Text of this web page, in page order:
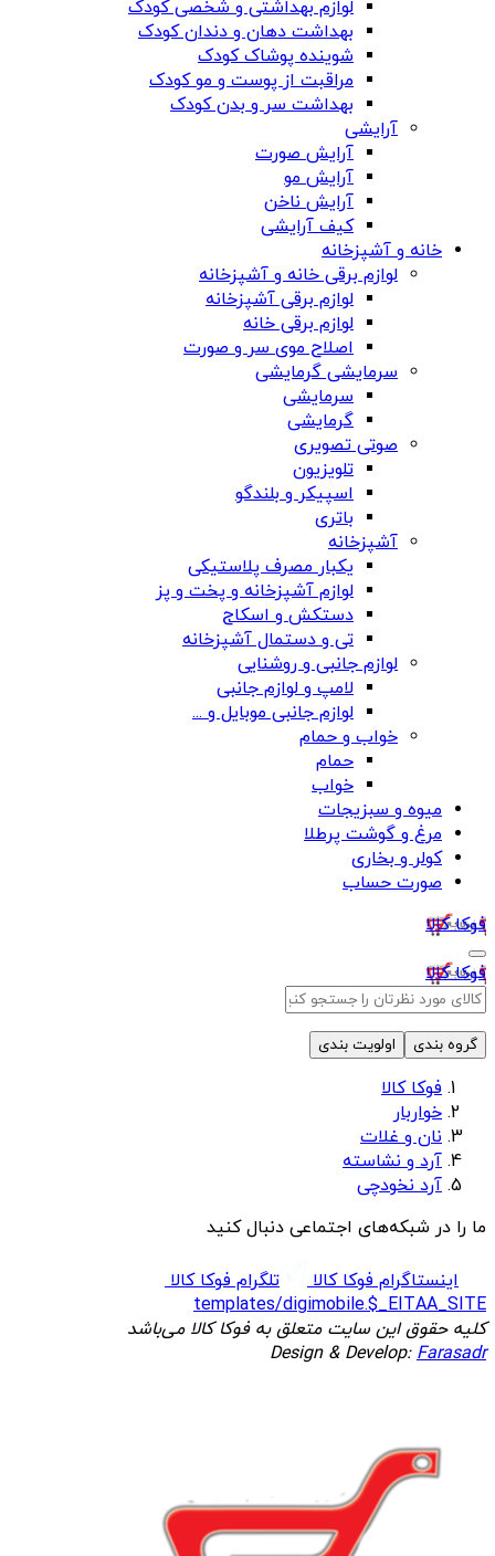
لوازم بهداشتی و شخصی کودک
بهداشت دهان و دندان کودک
شوینده پوشاک کودک
مراقبت از پوست و مو کودک
بهداشت سر و بدن کودک
آرایشی
آرایش صورت
آرایش مو
آرایش ناخن
کیف آرایشی
خانه و آشپزخانه
لوازم برقی خانه و آشپزخانه
لوازم برقی آشپزخانه
لوازم برقی خانه
اصلاح موی سر و صورت
سرمایشی گرمایشی
سرمایشی
گرمایشی
صوتی تصویری
تلویزیون
اسپیکر و بلندگو
باتری
آشپزخانه
یکبار مصرف پلاستیکی
لوازم آشپزخانه و پخت و پز
دستکش و اسکاج
تی و دستمال آشپزخانه
لوازم جانبی و روشنایی
لامپ و لوازم جانبی
لوازم جانبی موبایل و ...
خواب و حمام
حمام
خواب
میوه و سبزیجات
مرغ و گوشت پرطلا
کولر و بخاری
صورت حساب
فوکا کالا
فوکا کالا
گروه بندی اولویت بندی
فوکا کالا
خواربار
نان و غلات
آرد و نشاسته
آرد نخودچی
ما را در شبکه‌های اجتماعی دنبال کنید
اینستاگرام فوکا کالا
تلگرام فوکا کالا
templates/digimobile.$_EITAA_SITE
کلیه حقوق این سایت متعلق به فوکا کالا می‌باشد
Design & Develop:Farasadr